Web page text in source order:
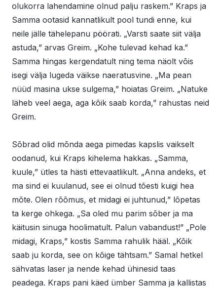
olukorra lahendamine olnud palju raskem.” Kraps ja
Samma ootasid kannatlikult pool tundi enne, kui
neile jälle tähelepanu pöörati. „Varsti saate siit välja
astuda,” arvas Greim. „Kohe tulevad kehad ka.”
Samma hingas kergendatult ning tema näolt võis
isegi välja lugeda väikse naeratusvine. „Ma pean
nüüd masina ukse sulgema,” hoiatas Greim. „Natuke
läheb veel aega, aga kõik saab korda,” rahustas neid
Greim.
Sõbrad olid mõnda aega pimedas kapslis vaikselt
oodanud, kui Kraps kihelema hakkas. „Samma,
kuule,” ütles ta hästi ettevaatlikult. „Anna andeks, et
ma sind ei kuulanud, see ei olnud tõesti kuigi hea
mõte. Olen rõõmus, et midagi ei juhtunud,” lõpetas
ta kerge ohkega. „Sa oled mu parim sõber ja ma
käitusin sinuga hoolimatult. Palun vabandust!” „Pole
midagi, Kraps,” kostis Samma rahulik hääl. „Kõik
saab ju korda, see on kõige tähtsam.” Samal hetkel
sähvatas laser ja nende kehad ühinesid taas
peadega. Kraps pani käed ümber Samma ja kallistas